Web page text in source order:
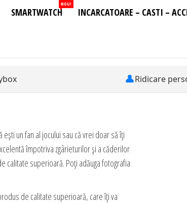
SMARTWATCH
NOU!
INCARCATOARE – CASTI –
👤Ridicare
un fan al jocului sau că vrei doar să îți
împotriva zgârieturilor și a căderilor
calitate superioară. Poți adăuga fotografia
de calitate superioară, care îți va